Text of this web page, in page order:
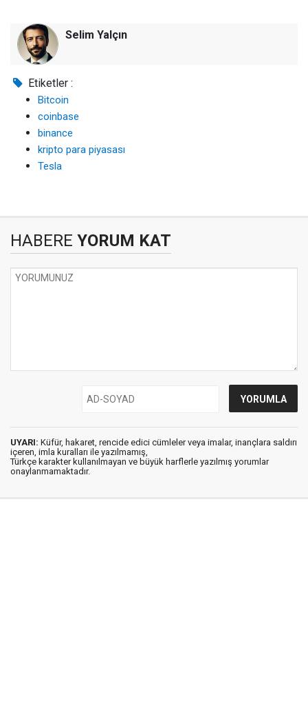
Selim Yalçın
Etiketler :
Bitcoin
coinbase
binance
kripto para piyasası
Tesla
HABERE YORUM KAT
UYARI: Küfür, hakaret, rencide edici cümleler veya imalar, inançlara saldırı
içeren, imla kuralları ile yazılmamış,
Türkçe karakter kullanılmayan ve büyük harflerle yazılmış yorumlar
onaylanmamaktadır.